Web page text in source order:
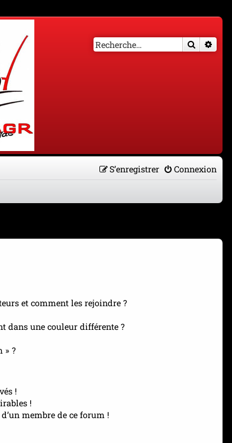
Connexion
S’enregistrer
et comment les rejoindre ?
dans une couleur différente ?
» ?
!
!
membre de ce forum !